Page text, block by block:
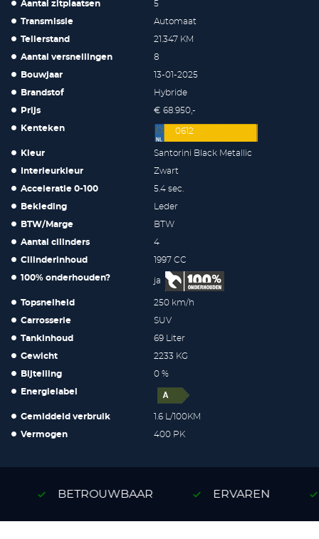
Aantal zitplaatsen 5
Transmissie Automaat
Tellerstand 21.347 KM
Aantal versnellingen 8
Bouwjaar 13-01-2025
Brandstof Hybride
Prijs € 68.950,-
Kenteken 0612
Kleur Santorini Black Metallic
Interieurkleur Zwart
Acceleratie 0-100 5.4 sec.
Bekleding Leder
BTW/Marge BTW
Aantal cilinders 4
Cilinderinhoud 1997 CC
100% onderhouden? ja
Topsnelheid 250 km/h
Carrosserie SUV
Tankinhoud 69 Liter
Gewicht 2233 KG
Bijtelling 0 %
Energielabel
Gemiddeld verbruik 1.6 L/100KM
Vermogen 400 PK
BETROUWBAAR ERVAREN